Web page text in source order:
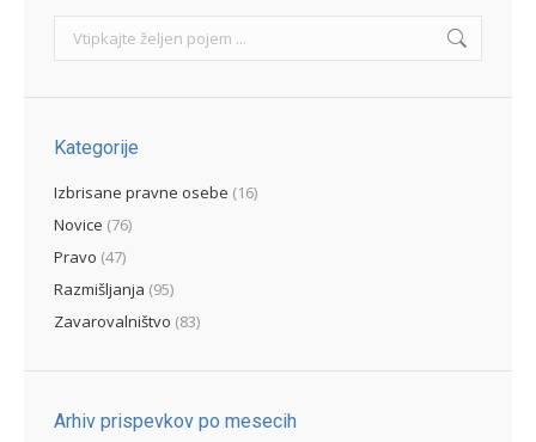
Search:
Kategorije
Izbrisane pravne osebe (16)
Novice (76)
Pravo (47)
Razmišljanja (95)
Zavarovalništvo (83)
Arhiv prispevkov po mesecih